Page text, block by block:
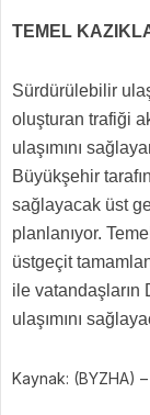
TEMEL
Sürdürülebilir
oluşturan trafiği
ulaşımını
Büyükşehir
sağlayacak üst
planlanıyor.
üstgeçit
ile
ulaşımını
Kaynak: (BYZHA)